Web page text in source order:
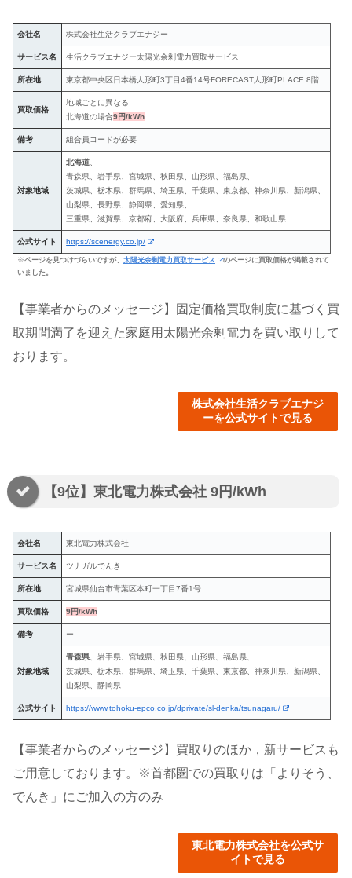
会社名 株式会社生活クラブエナジー
サービス名 生活クラブエナジー太陽光余剰電力買取サービス
所在地 東京都中央区日本橋人形町3丁目4番14号FORECAST人形町PLACE 8階
買取価格
地域ごとに異なる
北海道の場合9円/kWh
備考 組合員コードが必要
対象地域
北海道、
青森県、岩手県、宮城県、秋田県、山形県、福島県、
茨城県、栃木県、群馬県、埼玉県、千葉県、東京都、神奈川県、新潟県、
山梨県、長野県、静岡県、愛知県、
三重県、滋賀県、京都府、大阪府、兵庫県、奈良県、和歌山県
公式サイト https://scenergy.co.jp/
※ページを見つけづらいですが、 太陽光余剰電力買取サービス
のページに買取価格が掲載されて
いました。
【事業者からのメッセージ】固定価格買取制度に基づく買
取期間満了を迎えた家庭用太陽光余剰電力を買い取りして
おります。
株式会社生活クラブエナジ
ーを公式サイトで見る
【9位】東北電力株式会社 9円/kWh
会社名 東北電力株式会社
サービス名 ツナガルでんき
所在地 宮城県仙台市青葉区本町一丁目7番1号
買取価格 9円/kWh
備考 ー
対象地域
青森県 、岩手県、宮城県、秋田県、山形県、福島県、
茨城県、栃木県、群馬県、埼玉県、千葉県、東京都、神奈川県、新潟県、
山梨県、静岡県
公式サイト https://www.tohoku-epco.co.jp/dprivate/sl-denka/tsunagaru/
【事業者からのメッセージ】買取りのほか，新サービスも
ご用意しております。※首都圏での買取りは「よりそう、
でんき」にご加入の方のみ
東北電力株式会社を公式サ
イトで見る